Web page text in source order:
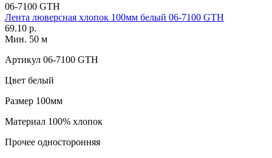
06-7100 GTH
Лента люверсная хлопок 100мм белый 06-7100 GTH
69.10 р.
Мин. 50 м
Артикул 06-7100 GTH
Цвет белый
Размер 100мм
Материал 100% хлопок
Прочее односторонняя